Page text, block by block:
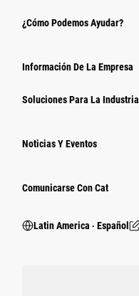
¿Cómo Podemos Ayudar?
Información De La Empresa
Soluciones Para La Industria
Noticias Y Eventos
Comunicarse Con Cat
Latin America ‧ Español